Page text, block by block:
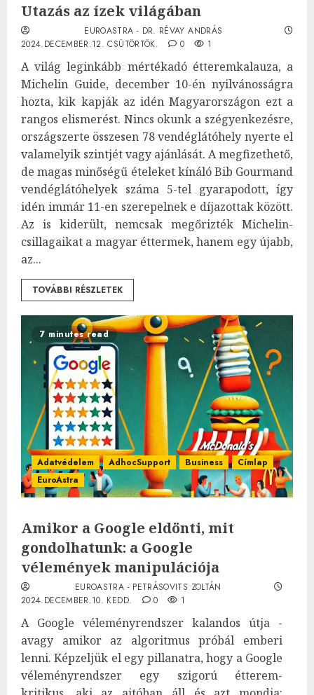
Utazás az ízek világában
EUROASTRA - DR. RÉVAY ANDRÁS
2024.DECEMBER.12. CSÜTÖRTÖK.
0 1
A világ leginkább mértékadó étteremkalauza, a
Michelin Guide, december 10-én nyilvánosságra
hozta, kik kapják az idén Magyarországon ezt a
rangos elismerést. Nincs okunk a szégyenkezésre,
országszerte összesen 78 vendéglátóhely nyerte el
valamelyik szintjét vagy ajánlását. A megfizethető,
de magas minőségű ételeket kínáló Bib Gourmand
vendéglátóhelyek száma 5-tel gyarapodott, így
idén immár 11-en szerepelnek e díjazottak között.
Az is kiderült, nemcsak megőrizték Michelin-
csillagaikat a magyar éttermek, hanem egy újabb,
az...
TOVÁBBI RÉSZLETEK
7 minutes read
Adatvédelem AdhocSupport Business
Címlap
EuroAstra
Amikor a Google eldönti, mit
gondolhatunk: a Google
vélemények manipulációja
EUROASTRA - PETRÁSOVITS ZOLTÁN
2024.DECEMBER.10. KEDD.
0 1
A Google véleményrendszer kalandos útja -
avagy amikor az algoritmus próbál emberi
lenni. Képzeljük el egy pillanatra, hogy a Google
véleményrendszer egy szigorú étterem-